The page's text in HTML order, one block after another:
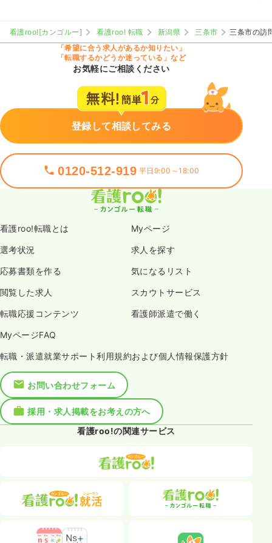
看護roo![カンゴルー] 看護roo! 転職 新潟県 三条市
三条市の訪
「希望に合う求人があるか知りたい」
「転職するかどうか迷っている」など
お気軽にご相談ください
登録して相談してみる
0120-512-919 平日9:00～18:00
看護roo!転職とは Myページ
選考状況 求人を探す
応募書類を作る 気になるリスト
閲覧した求人 スカウトサービス
転職応援コンテンツ 看護師派遣で働く
MyページFAQ
転職・派遣就業サポート利用規約および個人情報保護方針
お問い合わせフォーム
採用・求人掲載をお考えの方へ
看護roo!の関連サービス